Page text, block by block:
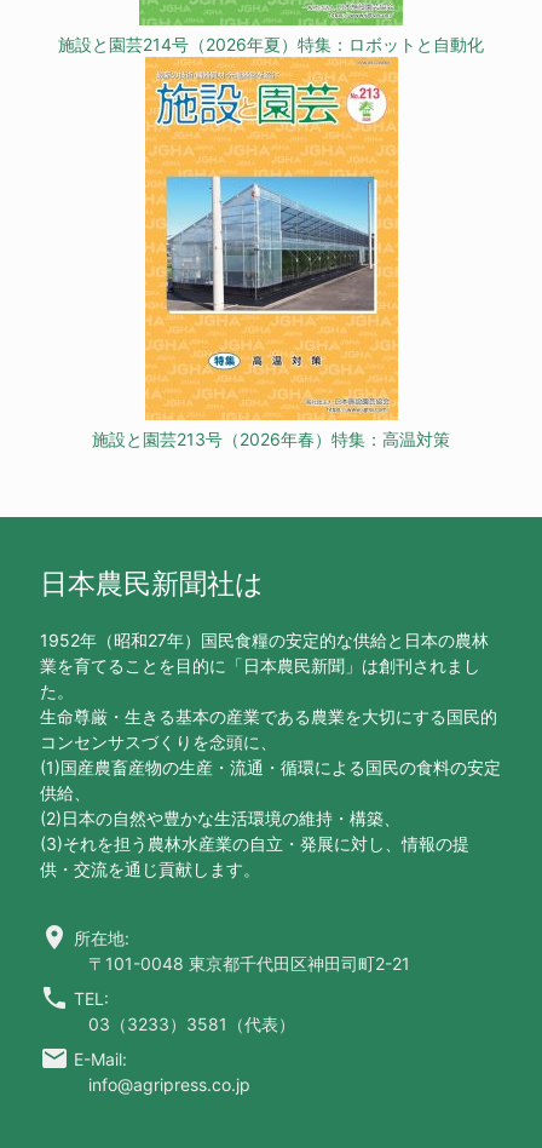
施設と園芸214号（2026年夏）特集：ロボットと自動化
施設と園芸213号（2026年春）特集：高温対策
日本農民新聞社は
1952年（昭和27年）国民食糧の安定的な供給と日本の農林
業を育てることを目的に「日本農民新聞」は創刊されまし
た。
生命尊厳・生きる基本の産業である農業を大切にする国民的
コンセンサスづくりを念頭に、
(1)国産農畜産物の生産・流通・循環による国民の食料の安定
供給、
(2)日本の自然や豊かな生活環境の維持・構築、
(3)それを担う農林水産業の自立・発展に対し、情報の提
供・交流を通じ貢献します。
location_on 所在地:
〒101-0048 東京都千代田区神田司町2-21
call TEL:
03（3233）3581（代表）
email E-Mail:
info@agripress.co.jp